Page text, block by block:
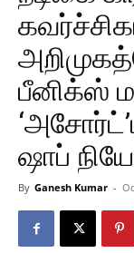
பீனிக்ஸ்
ஷாப்
By Ganesh Kumar -